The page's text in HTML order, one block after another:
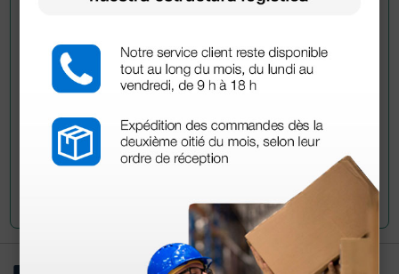
han adquirido este producto.